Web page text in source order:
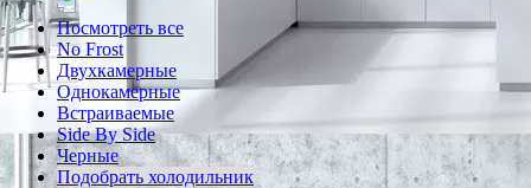
Посмотреть все
No Frost
Двухкамерные
Однокамерные
Встраиваемые
Side By Side
Черные
Подобрать холодильник